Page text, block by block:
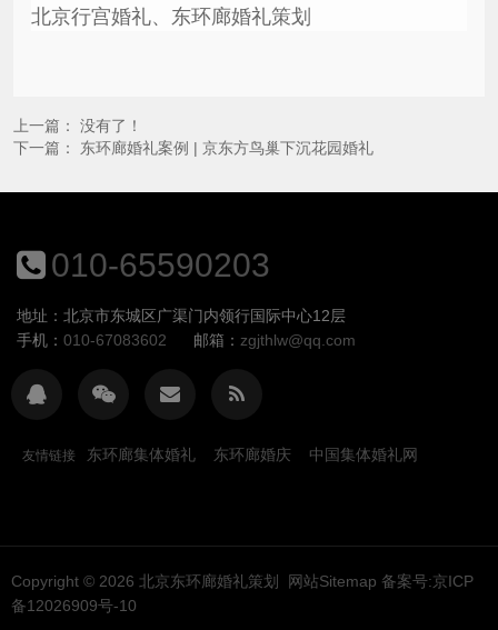
北京行宫婚礼、东环廊婚礼策划
上一篇： 没有了！
下一篇： 东环廊婚礼案例 | 京东方鸟巢下沉花园婚礼
010-65590203
地址：北京市东城区广渠门内领行国际中心12层
手机： 010-67083602 邮箱： zgjthlw@qq.com
友情链接 东环廊集体婚礼 东环廊婚庆 中国集体婚礼网
Copyright © 2026 北京东环廊婚礼策划 网站Sitemap 备案号:京ICP
备12026909号-10